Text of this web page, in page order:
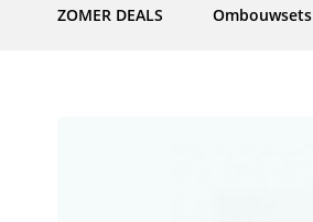
ZOMER DEALS Ombouwsets